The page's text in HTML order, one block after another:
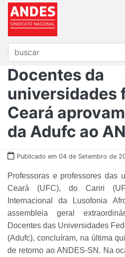
Docentes da
universidades
Ceará
da Adufc ao
Publicado em 04 de Setembro de
Professoras e professores das
Ceará (UFC), do Cariri
Internacional da Lusofonia
assembleia geral
Docentes das Universidades
(Adufc), concluíram, na última
de retorno ao ANDES-SN. Na